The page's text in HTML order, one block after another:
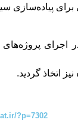
برای پیاده‌سازی
اجرای
اتخاذ گردید.
?p=7302